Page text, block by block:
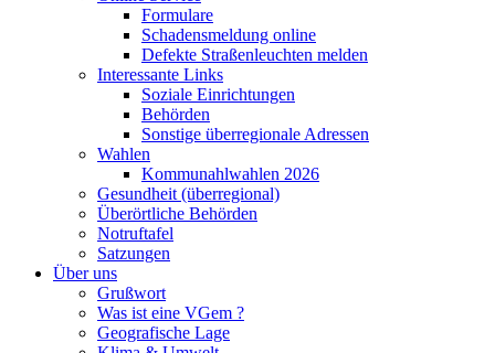
Formulare
Schadensmeldung online
Defekte Straßenleuchten melden
Interessante Links
Soziale Einrichtungen
Behörden
Sonstige überregionale Adressen
Wahlen
Kommunahlwahlen 2026
Gesundheit (überregional)
Überörtliche Behörden
Notruftafel
Satzungen
Über uns
Grußwort
Was ist eine VGem ?
Geografische Lage